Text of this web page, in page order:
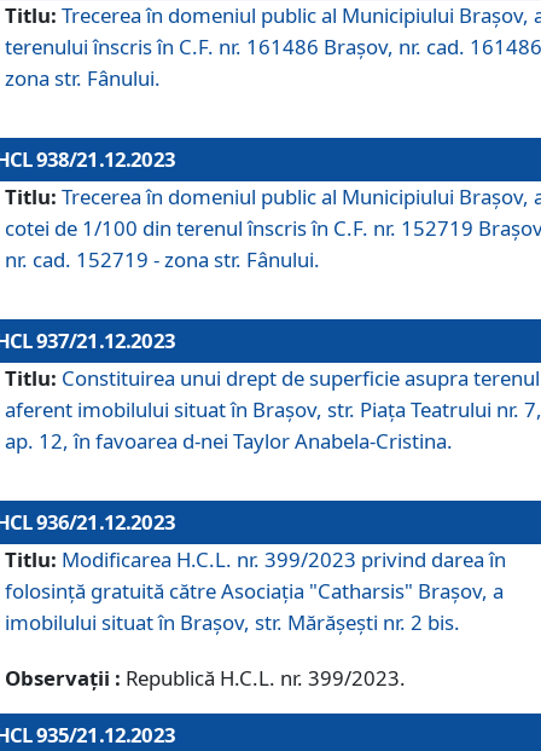
Titlu: Trecerea în domeniul public al Municipiului Braşov,
terenului înscris în C.F. nr. 161486 Brașov, nr. cad.
zona str. Fânului.
938/21.12.2023
Titlu: Trecerea în domeniul public al Municipiului Braşov,
cotei de 1/100 din terenul înscris în C.F. nr. 152719
nr. cad. 152719 - zona str. Fânului.
937/21.12.2023
Titlu: Constituirea unui drept de superficie asupra
aferent imobilului situat în Brașov, str. Piața Teatrului nr. 7,
ap. 12, în favoarea d-nei Taylor Anabela-Cristina.
936/21.12.2023
Titlu: Modificarea H.C.L. nr. 399/2023 privind darea în
folosinţă gratuită către Asociaţia "Catharsis" Brașov, a
imobilului situat în Braşov, str. Mărăşeşti nr. 2 bis.
Observații : Republică H.C.L. nr. 399/2023.
935/21.12.2023